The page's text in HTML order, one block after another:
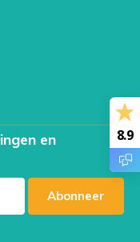
en
Abonneer
8.9